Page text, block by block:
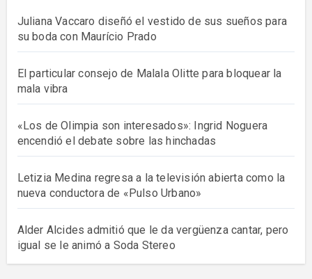
Juliana Vaccaro diseñó el vestido de sus sueños para
su boda con Maurício Prado
El particular consejo de Malala Olitte para bloquear la
mala vibra
«Los de Olimpia son interesados»: Ingrid Noguera
encendió el debate sobre las hinchadas
Letizia Medina regresa a la televisión abierta como la
nueva conductora de «Pulso Urbano»
Alder Alcides admitió que le da vergüenza cantar, pero
igual se le animó a Soda Stereo